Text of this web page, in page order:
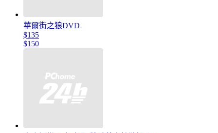
華爾街之狼DVD
$135
$150